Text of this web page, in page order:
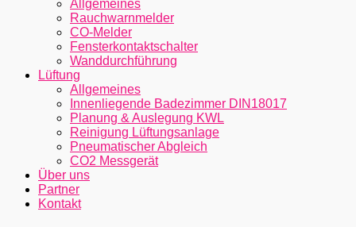
Allgemeines
Rauchwarnmelder
CO-Melder
Fensterkontaktschalter
Wanddurchführung
Lüftung
Allgemeines
Innenliegende Badezimmer DIN18017
Planung & Auslegung KWL
Reinigung Lüftungsanlage
Pneumatischer Abgleich
CO2 Messgerät
Über uns
Partner
Kontakt